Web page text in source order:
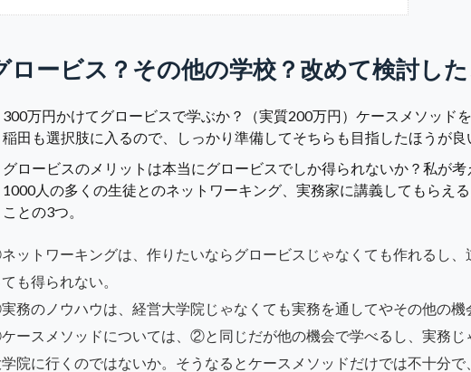
ロービス？その他の学校？改めて検討し
300万円かけてグロービスで学ぶか？（実質200万円）ケースメソッド
稲田も選択肢に入るので、しっかり準備してそちらも目指したほうが良
グロービスのメリットは本当にグロービスでしか得られないか？私が
1000人の多くの生徒とのネットワーキング、実務家に講義してもらえ
ことの3つ。
ットワーキングは、作りたいならグロービスじゃなくても作れるし
も得られない。
務のノウハウは、経営大学院じゃなくても実務を通してやその他の機
ースメソッドについては、②と同じだが他の機会で学べるし、実務じ
院に行くのではないか。そうなるとケースメソッドだけでは不十分